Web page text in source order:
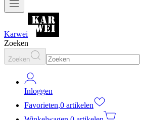
Karwei
Zoeken
Zoeken
Inloggen
Favorieten,0 artikelen